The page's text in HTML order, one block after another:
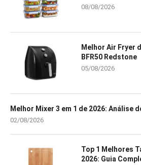
08/08/2026
Melhor Air Fryer
BFR50 Redstone
05/08/2026
Melhor Mixer 3 em 1 de 2026: Análise
02/08/2026
Top 1 Melhores
2026: Guia